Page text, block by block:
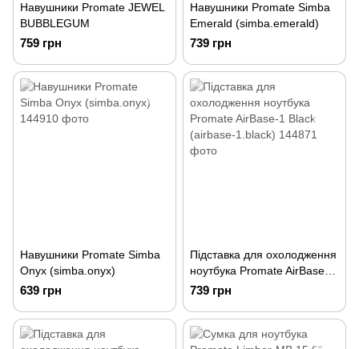
Навушники Promate JEWEL
BUBBLEGUM
759 грн
Навушники Promate Simba
Emerald (simba.emerald)
739 грн
Навушники Promate Simba
Onyx (simba.onyx)
639 грн
Підставка для охолодження
ноутбука Promate AirBase-1
Black (airbase-1.black)
739 грн